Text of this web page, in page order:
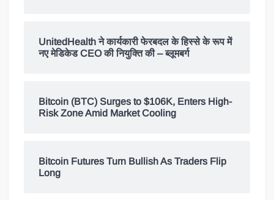
UnitedHealth ने कार्यकारी फेरबदल के हिस्से के रूप में
नए मेडिकेड CEO की नियुक्ति की – ब्लूमबर्ग
Bitcoin (BTC) Surges to $106K, Enters High-
Risk Zone Amid Market Cooling
Bitcoin Futures Turn Bullish As Traders Flip
Long